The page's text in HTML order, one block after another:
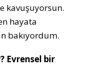
kavuşuyorsun.
hayata
bakıyordum.
Evrensel bir